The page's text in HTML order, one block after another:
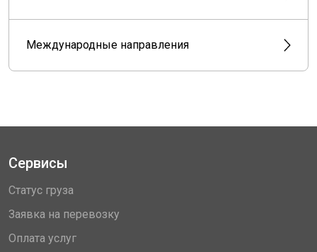
Международные направления
Сервисы
Статус груза
Заявка на перевозку
Оплата услуг